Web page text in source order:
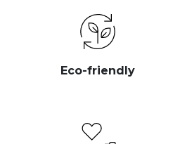
Eco-friendly